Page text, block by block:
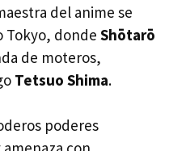
del anime se
Tokyo, donde Shōtarō
de moteros,
Tetsuo Shima.
poderes